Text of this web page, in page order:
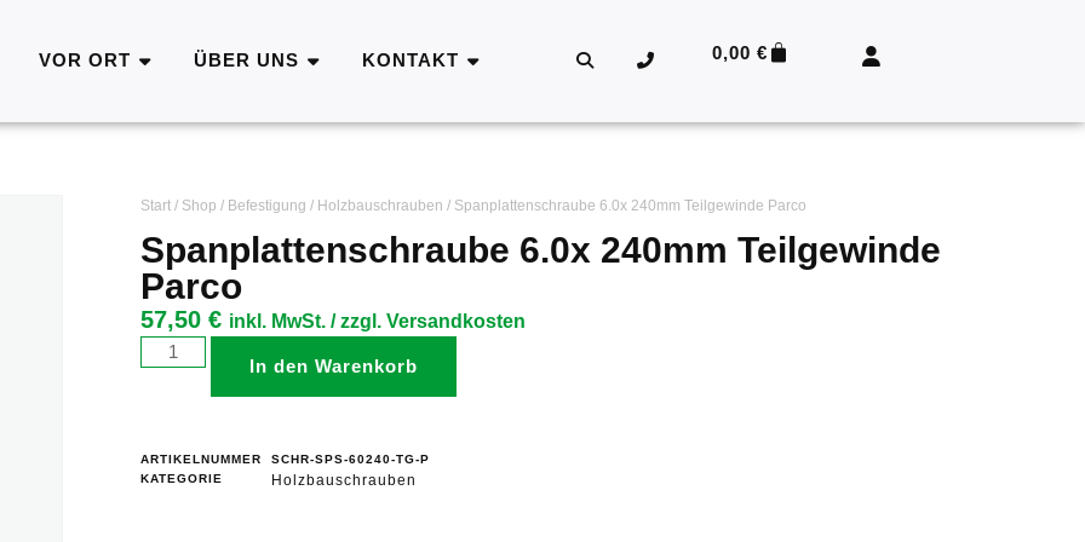
VOR ORT ÜBER UNS KONTAKT 0,00€
Start/ Shop / Befestigung / Holzbauschrauben / Spanplattenschraube 6.0x 240mm Teilgewinde Parco
Spanplattenschraube 6.0x 240mm Teilgewinde
Parco
57,50 € inkl. MwSt. / zzgl. Versandkosten
In den Warenkorb
ARTIKELNUMMER
SCHR-SPS-60240-TG-P
KATEGORIE
Holzbauschrauben